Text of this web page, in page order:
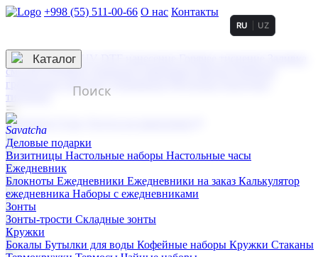
+998 (55) 511-00-66 О нас Контакты
3D гравировка
смолой (Doming)
гравировка твердая
тиснение
RU UZ
☰
Контакты
Каталог
Деловые подарки
Визитницы Настольные наборы Настольные часы
Ежедневник
Блокноты Ежедневники Ежедневники на заказ Калькулятор
ежедневника Наборы с ежедневниками
Зонты
Зонты-трости Складные зонты
Кружки
Бокалы Бутылки для воды Кофейные наборы Кружки Стаканы